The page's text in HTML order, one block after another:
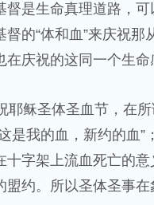
督是生命真理道路，
督的“体和血”来庆祝
在庆祝的这同一个生命
稣圣体圣血节，在所
是我的血，新约的血
十字架上流血死亡的
盟约。所以圣体圣事在